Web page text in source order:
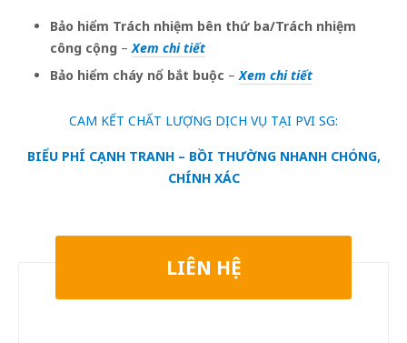
Bảo hiểm Trách nhiệm bên thứ ba/Trách nhiệm
công cộng – Xem chi tiết
Bảo hiểm cháy nổ bắt buộc – Xem chi tiết
CAM KẾT CHẤT LƯỢNG DỊCH VỤ TẠI PVI SG:
BIỂU PHÍ CẠNH TRANH – BỒI THƯỜNG NHANH CHÓNG,
CHÍNH XÁC
LIÊN HỆ